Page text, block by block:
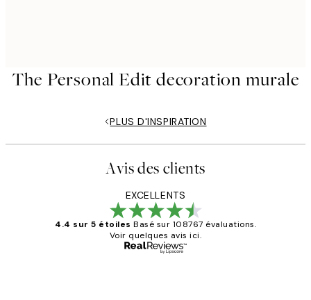
The Personal Edit decoration murale
PLUS D'INSPIRATION
Avis des clients
EXCELLENTS
4.4 sur 5 étoiles Basé sur 108767 évaluations.
Voir quelques avis ici.